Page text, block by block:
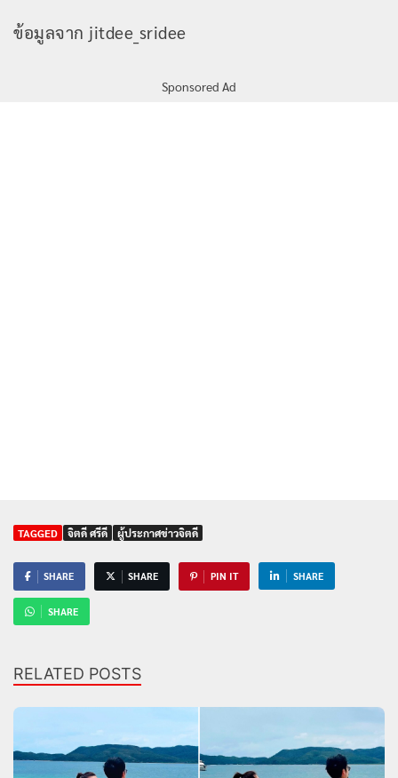
ข้อมูลจาก jitdee_sridee
Sponsored Ad
TAGGED จิตดี ศรีดี ผู้ประกาศข่าวจิตดี
SHARE SHARE PIN IT SHARE
SHARE
RELATED POSTS